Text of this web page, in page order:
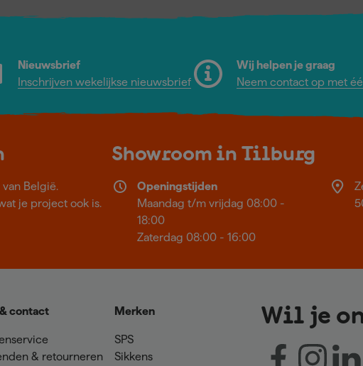
Nieuwsbrief
Inschrijven wekelijkse nieuwsbrief
Wij helpen je graag
Neem contact op met
België.
je project ook is.
Showroom in Tilburg
Openingstijden
Maandag t/m vrijdag 08:00 -
18:00
Zaterdag 08:00 - 16:00
contact
& retourneren
Merken
SPS
Sikkens
Wil je